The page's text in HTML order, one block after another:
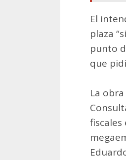
El
plaza
punto
que
La
fiscales